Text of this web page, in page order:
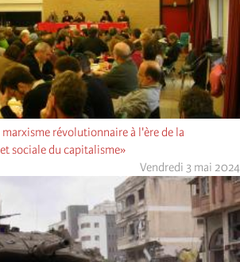
révolutionnaire à l'ère de la
sociale du capitalisme»
Vendredi 3 mai 2024